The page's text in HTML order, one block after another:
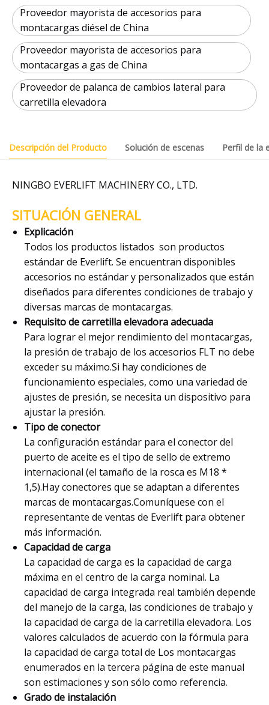
Proveedor mayorista de accesorios para
montacargas diésel de China
Proveedor mayorista de accesorios para
montacargas a gas de China
Proveedor de palanca de cambios lateral para
carretilla elevadora
Descripción del Producto Solución de escenas Perfil de la
NINGBO EVERLIFT MACHINERY CO., LTD.
SITUACIÓN GENERAL
Explicación
Todos los productos listados son productos
estándar de Everlift. Se encuentran disponibles
accesorios no estándar y personalizados que están
diseñados para diferentes condiciones de trabajo y
diversas marcas de montacargas.
Requisito de carretilla elevadora adecuada
Para lograr el mejor rendimiento del montacargas,
la presión de trabajo de los accesorios FLT no debe
exceder su máximo.Si hay condiciones de
funcionamiento especiales, como una variedad de
ajustes de presión, se necesita un dispositivo para
ajustar la presión.
Tipo de conector
La configuración estándar para el conector del
puerto de aceite es el tipo de sello de extremo
internacional (el tamaño de la rosca es M18 *
1,5).Hay conectores que se adaptan a diferentes
marcas de montacargas.Comuníquese con el
representante de ventas de Everlift para obtener
más información.
Capacidad de carga
La capacidad de carga es la capacidad de carga
máxima en el centro de la carga nominal. La
capacidad de carga integrada real también depende
del manejo de la carga, las condiciones de trabajo y
la capacidad de carga de la carretilla elevadora. Los
valores calculados de acuerdo con la fórmula para
la capacidad de carga total de Los montacargas
enumerados en la tercera página de este manual
son estimaciones y son sólo como referencia.
Grado de instalación